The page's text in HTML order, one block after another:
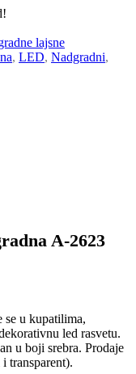
lajsne
, LED, Nadgradni,
A-2623
u kupatilima,
led rasvetu.
u boji srebra. Prodaje
transparent).